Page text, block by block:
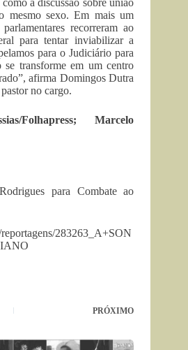
a discussão sobre união
mesmo sexo. Em mais um
recorreram ao
para tentar inviabilizar a
para o Judiciário para
se transforme em um centro
afirma Domingos Dutra
no cargo.
Folhapress; Marcelo
para Combate ao
283263_A+SON
PRÓXIMO